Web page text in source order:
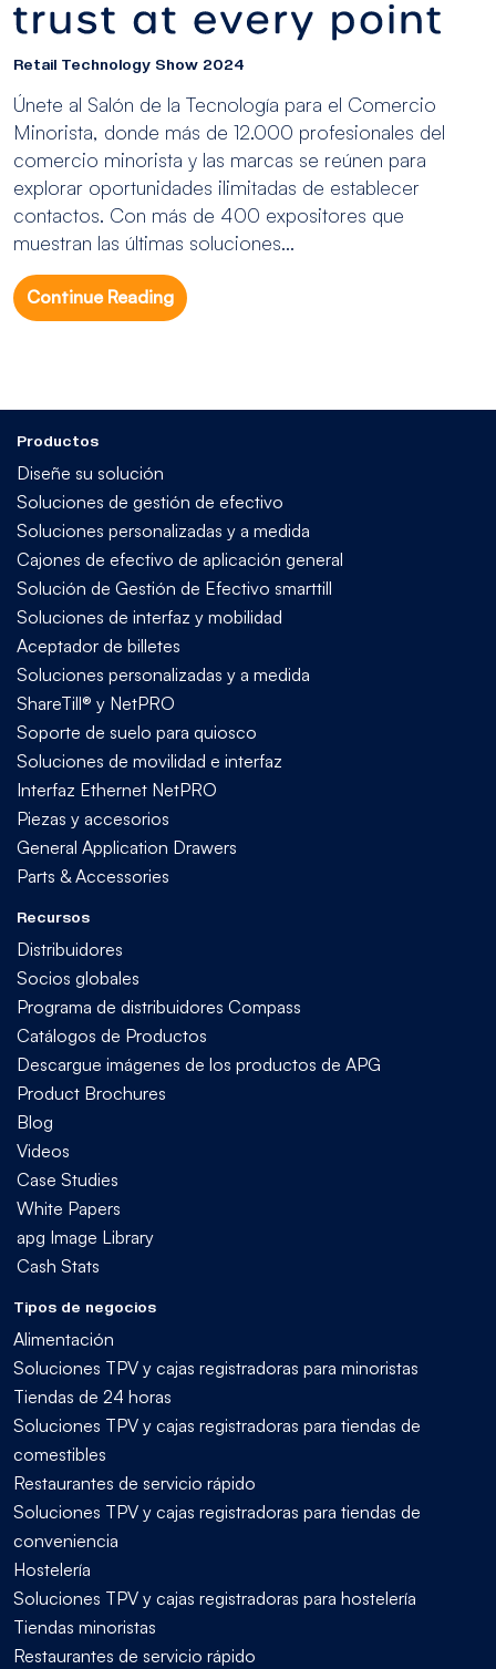
Retail Technology Show 2024
Únete al Salón de la Tecnología para el Comercio
Minorista, donde más de 12.000 profesionales del
comercio minorista y las marcas se reúnen para
explorar oportunidades ilimitadas de establecer
contactos. Con más de 400 expositores que
muestran las últimas soluciones...
Continue Reading
Productos
Diseñe su solución
Soluciones de gestión de efectivo
Soluciones personalizadas y a medida
Cajones de efectivo de aplicación general
Solución de Gestión de Efectivo smarttill
Soluciones de interfaz y mobilidad
Aceptador de billetes
Soluciones personalizadas y a medida
ShareTill® y NetPRO
Soporte de suelo para quiosco
Soluciones de movilidad e interfaz
Interfaz Ethernet NetPRO
Piezas y accesorios
General Application Drawers
Parts & Accessories
Recursos
Distribuidores
Socios globales
Programa de distribuidores Compass
Catálogos de Productos
Descargue imágenes de los productos de APG
Product Brochures
Blog
Videos
Case Studies
White Papers
apg Image Library
Cash Stats
Tipos de negocios
Alimentación
Soluciones TPV y cajas registradoras para minoristas
Tiendas de 24 horas
Soluciones TPV y cajas registradoras para tiendas de
comestibles
Restaurantes de servicio rápido
Soluciones TPV y cajas registradoras para tiendas de
conveniencia
Hostelería
Soluciones TPV y cajas registradoras para hostelería
Tiendas minoristas
Restaurantes de servicio rápido